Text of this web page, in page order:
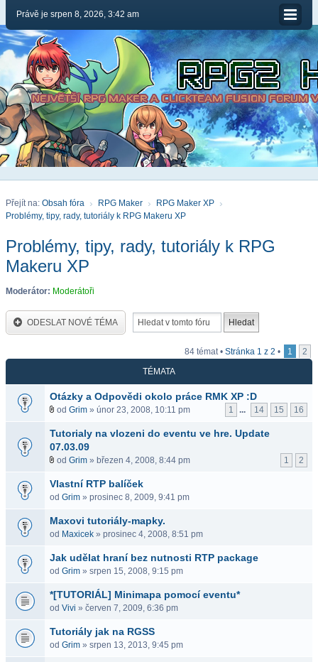
Právě je srpen 8, 2026, 3:42 am
Přejít na: Obsah fóra RPG Maker
RPG Maker XP
Problémy, tipy, rady, tutoriály k RPG Makeru XP
Problémy, tipy, rady, tutoriály k RPG
Makeru XP
Moderátor: Moderátoři
ODESLAT NOVÉ TÉMA
84 témat • Stránka 1 z 2 • 1
2
TÉMATA
Otázky a Odpovědi okolo práce RMK XP :D
1 ... 14 15 16
od Grim » únor 23, 2008, 10:11 pm
Tutorialy na vlozeni do eventu ve hre. Update
07.03.09
1 2
od Grim » březen 4, 2008, 8:44 pm
Vlastní RTP balíček
od Grim » prosinec 8, 2009, 9:41 pm
Maxovi tutoriály-mapky.
od Maxicek » prosinec 4, 2008, 8:51 pm
Jak udělat hraní bez nutnosti RTP package
od Grim » srpen 15, 2008, 9:15 pm
*[TUTORIÁL] Minimapa pomocí eventu*
od Vivi » červen 7, 2009, 6:36 pm
Tutoriály jak na RGSS
od Grim » srpen 13, 2013, 9:45 pm